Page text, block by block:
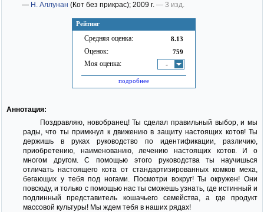
Рейтинг
Средняя оценка: 8.13
Оценок: 759
Моя оценка: -
подробнее
— Н. Аллунан (Кот без прикрас); 2009 г. — 3 изд.
Аннотация:
Поздравляю, новобранец! Ты сделал правильный выбор, и мы
рады, что ты примкнул к движению в защиту настоящих котов! Ты
держишь в руках руководство по идентификации, различию,
приобретению, наименованию, лечению настоящих котов. И о
многом другом. С помощью этого руководства ты научишься
отличать настоящего кота от стандартизированных комков меха,
бегающих у тебя под ногами. Посмотри вокруг! Ты окружен! Они
повсюду, и только с помощью нас ты сможешь узнать, где истинный и
подлинный представитель кошачьего семейства, а где продукт
массовой культуры! Мы ждем тебя в наших рядах!